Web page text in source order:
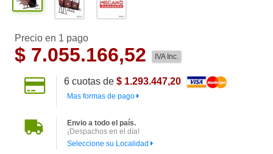
Precio en 1 pago
$ 7.055.166,52 IVA Inc.
6cuotas de $ 1.293.447,20
Mas formas de pago
Envio a todo el país.
¡Despachos en el día!
Seleccione su Localidad